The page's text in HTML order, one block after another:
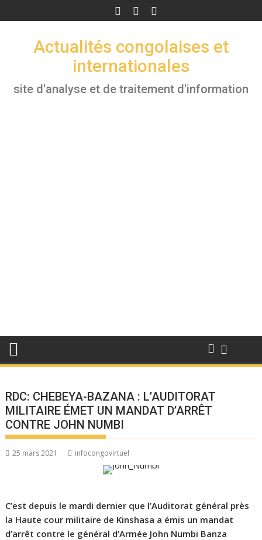
to
Actualités congolaises et
internationales
site d'analyse et de traitement d'information
RDC: CHEBEYA-BAZANA : L’AUDITORAT
MILITAIRE ÉMET UN MANDAT D’ARRÊT
CONTRE JOHN NUMBI
25 mars 2021 infocongovirtuel
C’est depuis le mardi dernier que l’Auditorat général près
la Haute cour militaire de Kinshasa a émis un mandat
d’arrêt contre le général d’Armée John Numbi Banza